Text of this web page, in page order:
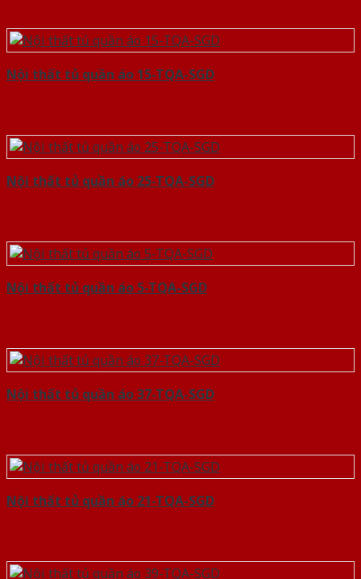
Nội thất tủ quần áo 15-TQA-SGD
Nội thất tủ quần áo 25-TQA-SGD
Nội thất tủ quần áo 5-TQA-SGD
Nội thất tủ quần áo 37-TQA-SGD
Nội thất tủ quần áo 21-TQA-SGD